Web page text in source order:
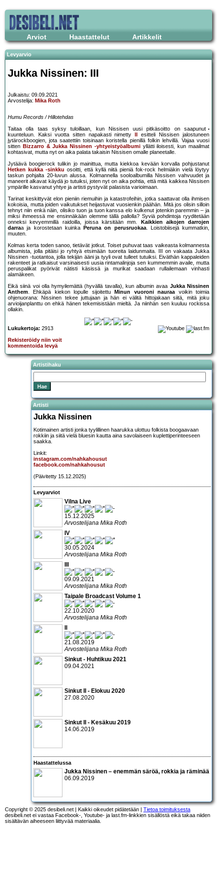
Arviot Haastattelut Artikkelit
Levyarvio
Jukka Nissinen: III
Julkaistu: 09.09.2021
Arvostelija: Mika Roth
Humu Records / Hillotehdas
Taitaa olla taas syksy tuloillaan, kun Nissisen uusi pitkäsoitto on saapunut
kuunteluun. Kaksi vuotta sitten napakasti nimetty
esitteli Nissisen jalostuneen
jytärockboogien, jota saatettiin toisinaan koristella pienillä folkin lehvillä. Vajaa vuosi
sitten Bizzarro & Jukka Nissinen -yhtyeistyöalbumiyllätti iloisesti, kun maailmat
kohtasivat, mutta nyt on aika palata takaisin Nissisen omalle planeetalle.
Jytäävä boogierock tulikin jo mainittua, mutta kiekkoa kevään korvalla pohjustanut
Hetken kukka -sinkku osoitti, että kyllä niitä pieniä fok-rock helmiäkin vielä löytyy
taskun pohjalta 20-luvun alussa. Kolmannella sooloalbumilla Nissisen vahvuudet ja
maneerit alkavat käydä jo tutuiksi, joten nyt on aika pohtia, että mitä kaikkea Nissisen
ympärille kasvanut yhtye ja artisti pystyvät palasista varioimaan.
Tarinat keskittyvät elon pieniin riemuihin ja katastrofeihin, jotka saattavat olla ihmisen
kokoisia, mutta joiden vaikutukset heijastuvat vuosienkin päähän. Mitä jos olisin silloin
tehnyt niin enkä näin, olisiko tuon ja tuon kanssa elo kulkenut jotenkin paremmin – ja
miksi ihmeessä me ensinnäkään olemme tällä pallolla? Syviä pohdintoja ryyditetään
onneksi kevyemmillä raidoilla, joissa kärsitään mm.
Kaikkien aikojen darrojen
darraa ja korostetaan kuinka Peruna on perusruokaa. Loistobiisejä kummatkin,
muuten.
Kolmas kerta toden sanoo, tietävät jotkut. Toiset puhuvat taas vaikeasta kolmannesta
albumista, jolla pitäisi jo ryhtyä etsimään tuoreita laidunmaita. III on vakaata Jukka
Nissinen -tuotantoa, jolla tekijän ääni ja tyyli ovat tulleet tutuiksi. Eiväthän kappaleiden
rakenteet ja ratkaisut varsinaisesti uusia rintamalinjoja sen kummemmin availe, mutta
peruspalikat pyörivät nätisti käsissä ja murikat saadaan rullailemaan vinhasti
alamäkeen.
Eikä siinä voi olla hymyilemättä (hyvällä tavalla), kun albumin avaa Jukka Nissinen
Anthem. Ehkäpä kiekon lopulle sijoitettu Minun vuoroni nauraavoikin toimia
ohjenuorana: Nissinen tekee juttujaan ja hän ei välitä hittojakaan siitä, mitä joku
arvioijanplanttu on ehkä hänen tekemisistään mieltä. Ja niinhän sen kuuluu rockissa
ollakin.
Lukukertoja: 2913
Rekisteröidy niin voit
kommentoida levyä
Artistihaku
Artisti
Jukka Nissinen
Kotimainen artisti jonka tyylillinen haarukka ulottuu folkista boogaavaan
rokkiin ja siitä vielä bluesin kautta aina savolaiseen kuplettiperinteeseen
saakka.
Linkit:
instagram.com/nahkahousut
facebook.com/nahkahousut
(Päivitetty 15.12.2025)
Levyarviot
Vilna Live
15.12.2025
Arvostelijana Mika Roth
IV
30.05.2024
Arvostelijana Mika Roth
III
09.09.2021
Arvostelijana Mika Roth
Taipale Broadcast Volume 1
22.10.2020
Arvostelijana Mika Roth
II
21.08.2019
Arvostelijana Mika Roth
Sinkut - Huhtikuu 2021
09.04.2021
Sinkut II - Elokuu 2020
27.08.2020
Sinkut II - Kesäkuu 2019
14.06.2019
Haastattelussa
Jukka Nissinen – enemmän säröä, rokkia ja räminää
06.09.2019
Copyright © 2025 desibeli.net | Kaikki oikeudet pidätetään | Tietoa toimituksesta
desibeli.net ei vastaa Facebook-, Youtube- ja last.fm-linkkien sisällöstä eikä takaa niiden
sisältävän aiheeseen liittyvää materiaalia.